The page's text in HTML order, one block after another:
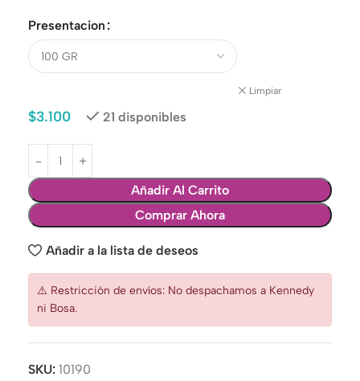
Presentacion
Limpiar
$3.100 21 disponibles
Añadir Al Carrito
Comprar Ahora
Añadir a la lista de deseos
⚠️ Restricción de envíos: No despachamos a Kennedy
ni Bosa.
SKU: 10190